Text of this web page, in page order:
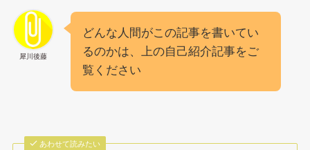
犀川後藤
どんな人間がこの記事を書いてい
るのかは、上の自己紹介記事をご
覧ください
あわせて読みたい